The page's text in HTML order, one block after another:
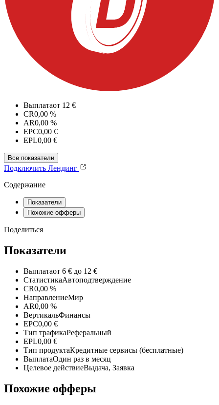
Выплатаот 12 €
CR0,00 %
AR0,00 %
EPC0,00 €
EPL0,00 €
Все показатели
Подключить Лендинг
Содержание
Показатели
Похожие офферы
Поделиться
Показатели
Выплатаот 6 € до 12 €
СтатистикаАвтоподтверждение
CR0,00 %
НаправлениеМир
AR0,00 %
ВертикальФинансы
EPC0,00 €
Тип трафикаРеферальный
EPL0,00 €
Тип продуктаКредитные сервисы (бесплатные)
ВыплатаОдин раз в месяц
Целевое действиеВыдача, Заявка
Похожие офферы